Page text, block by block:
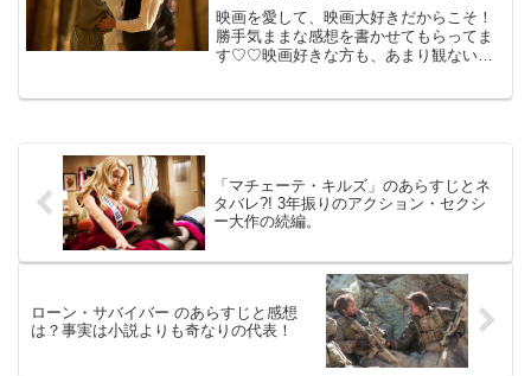
マ。
映画を愛して、映画大好きだからこそ！
勝手気ままな感想を書かせてもらってま
す♡♡映画好きな方も、あまり観ない方
「マチェーテ・キルズ」のあらすじとネ
タバレ?! 3年振りのアクション・セクシ
ー大作の続編。
ローン・サバイバー のあらすじと感想
は？事実は小説よりも奇なりの代表！